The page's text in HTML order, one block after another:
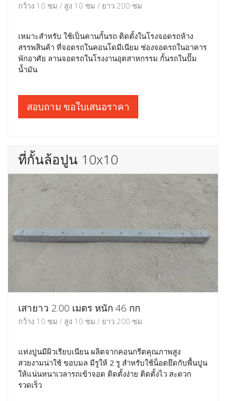
กว้าง 10 ซม / สูง 10 ซม / ยาว 200 ซม
เหมาะสำหรับ ใช้เป็นคานกั้นรถ ติดตั้งในโรงจอดรถห้าง
สรรพสินค้า ที่จอดรถในคอนโดมีเนียม ช่องจอดรถในอาคาร
พักอาศัย ลานจอดรถในโรงงานอุตสาหกรรม กั้นรถในปั๊ม
น้ำมัน
สอบถาม ขอใบเสนอราคา
ที่กั้นล้อปูน 10x10
เสายาว 2.00 เมตร หนัก 46 กก
กว้าง 10 ซม / สูง 10 ซม / ยาว 200 ซม
แท่งปูนมีผิวเรียบเนียน ผลิตจากคอนกรีตคุณภาพสูง
สวยงามน่าใช้ ขอบมล มีรูให้ 2 รู สำหรับใช้น็อตยึดกับพื้นปูน
ให้แน่นหนาเวลารถเข้าจอด ติดตั้งง่าย ติดตั้งไว สะดวก
รวดเร็ว